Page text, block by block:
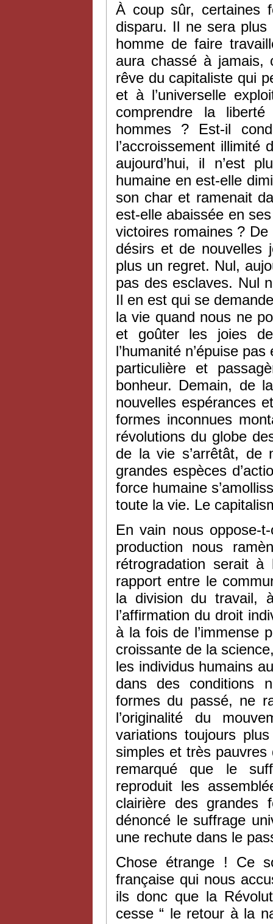
À coup sûr, certaines
disparu. Il ne sera
homme de faire
aura chassé à jamais,
rêve du capitaliste qui
et à l’universelle
comprendre la
hommes ? Est-il
l’accroissement illimité
aujourd’hui, il n’est
humaine en est-elle
son char et ramenait
est-elle abaissée en
victoires romaines ?
désirs et de nouvelles
plus un regret. Nul,
pas des esclaves. Nul
Il en est qui se
la vie quand nous ne
et goûter les joies
l’humanité n’épuise
particulière et
bonheur. Demain, de
nouvelles espérances
formes inconnues
révolutions du globe
de la vie s’arrêtât, de
grandes espèces
force humaine
toute la vie. Le
En vain nous oppose-
production nous
rétrogradation serait
rapport entre le
la division du travail,
l’affirmation du droit
à la fois de l’immense
croissante de la
les individus humains
dans des conditions
formes du passé, ne
l’originalité du
variations toujours
simples et très pauvres
remarqué que le
reproduit les
clairière des grandes
dénoncé le suffrage
une rechute dans le
Chose étrange ! Ce
française qui nous
ils donc que la
cesse “ le retour à la